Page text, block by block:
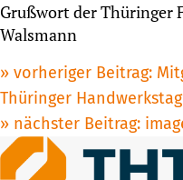
Grußwort der Thüringer
Walsmann
Beitragsnavigation
vorheriger Beitrag:
Thüringer
nächster Beitrag: